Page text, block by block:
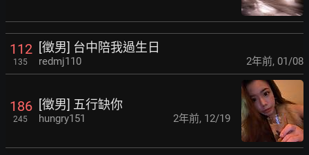
112
135
[徵男] 台中陪我過生日
redmj110 2年前, 01/08
186
245
[徵男] 五行缺你
hungry151 2年前, 12/19